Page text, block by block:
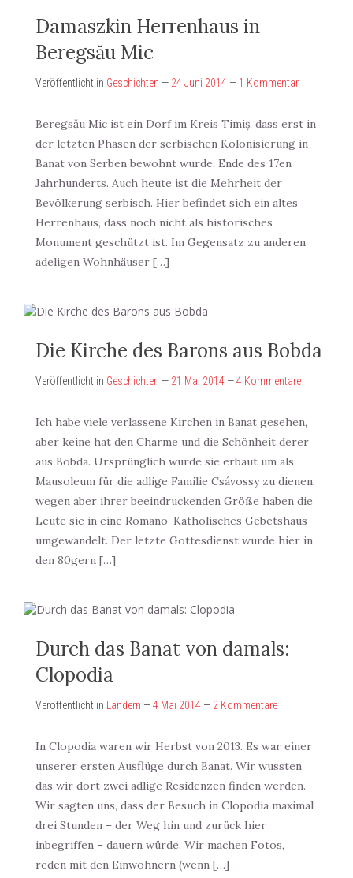
Damaszkin Herrenhaus in
Beregsău Mic
Veröffentlicht in Geschichten — 24 Juni 2014 — 1 Kommentar
Beregsău Mic ist ein Dorf im Kreis Timiș, dass erst in
der letzten Phasen der serbischen Kolonisierung in
Banat von Serben bewohnt wurde, Ende des 17en
Jahrhunderts. Auch heute ist die Mehrheit der
Bevölkerung serbisch. Hier befindet sich ein altes
Herrenhaus, dass noch nicht als historisches
Monument geschützt ist. Im Gegensatz zu anderen
adeligen Wohnhäuser […]
Die Kirche des Barons aus Bobda
Veröffentlicht in Geschichten — 21 Mai 2014 —4 Kommentare
Ich habe viele verlassene Kirchen in Banat gesehen,
aber keine hat den Charme und die Schönheit derer
aus Bobda. Ursprünglich wurde sie erbaut um als
Mausoleum für die adlige Familie Csávossy zu dienen,
wegen aber ihrer beeindruckenden Größe haben die
Leute sie in eine Romano-Katholisches Gebetshaus
umgewandelt. Der letzte Gottesdienst wurde hier in
den 80gern […]
Durch das Banat von damals:
Clopodia
Veröffentlicht in Ländern —4 Mai 2014 — 2 Kommentare
In Clopodia waren wir Herbst von 2013. Es war einer
unserer ersten Ausflüge durch Banat. Wir wussten
das wir dort zwei adlige Residenzen finden werden.
Wir sagten uns, dass der Besuch in Clopodia maximal
drei Stunden – der Weg hin und zurück hier
inbegriffen – dauern würde. Wir machen Fotos,
reden mit den Einwohnern (wenn […]